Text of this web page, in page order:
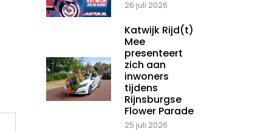
26 juli 2026
Katwijk Rijd(t)
Mee
presenteert
zich aan
inwoners
tijdens
Rijnsburgse
Flower Parade
25 juli 2026